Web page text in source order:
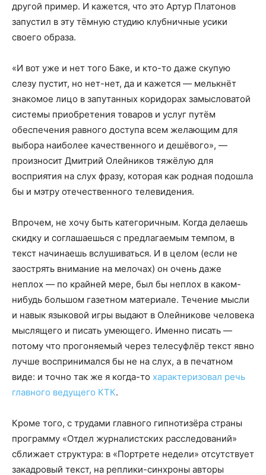
другой пример. И кажется, что это Артур Платонов
запустил в эту тёмную студию клубничные усики
своего образа.
«И вот уже и нет того Баке, и кто-то даже скупую
слезу пустит, но нет-нет, да и кажется — мелькнёт
знакомое лицо в запутанных коридорах замысловатой
системы приобретения товаров и услуг путём
обеспечения равного доступа всем желающим для
выбора наиболее качественного и дешёвого», —
произносит Дмитрий Олейников тяжёлую для
восприятия на слух фразу, которая как родная подошла
бы и мэтру отечественного телевидения.
Впрочем, не хочу быть категоричным. Когда делаешь
скидку и соглашаешься с предлагаемым темпом, в
текст начинаешь вслушиваться. И в целом (если не
заострять внимание на мелочах) он очень даже
неплох — по крайней мере, был бы неплох в каком-
нибудь большом газетном материале. Течение мысли
и навык языковой игры выдают в Олейникове человека
мыслящего и писать умеющего. Именно писать —
потому что прогоняемый через телесуфлёр текст явно
лучше воспринимался бы не на слух, а в печатном
виде: и точно так же я когда-то характеризовал речь
главного ведущего КТК.
Кроме того, с трудами главного гипнотизёра страны
программу «Отдел журналистских расследований»
сближает структура: в «Портрете недели» отсутствует
закадровый текст, на реплики-синхроны авторы